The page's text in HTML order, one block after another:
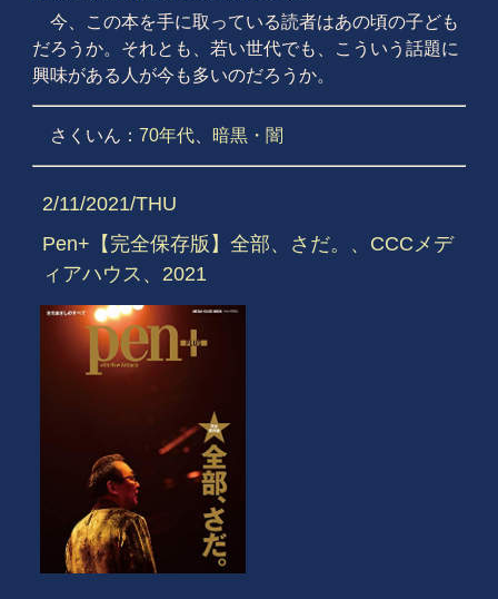
今、この本を手に取っている読者はあの頃の子ども
だろうか。それとも、若い世代でも、こういう話題に
興味がある人が今も多いのだろうか。
さくいん： 70年代、 暗黒・闇
2/11/2021/THU
Pen+【完全保存版】全部、さだ。、CCCメデ
ィアハウス、2021